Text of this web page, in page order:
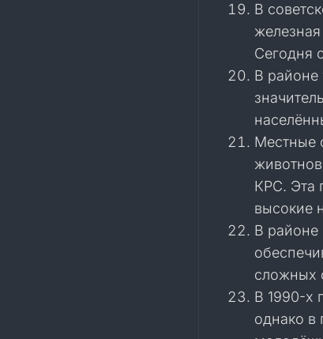
В
Сегодня
В районе
Местные
КРС. Эта
высокие
В районе
сложных
В 1990-х
однако в